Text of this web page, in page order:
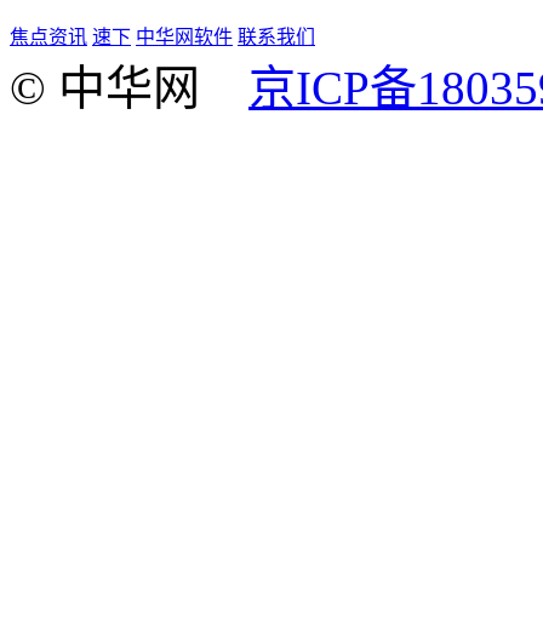
焦点资讯 速下 中华网软件 联系我们
© 中华网 京ICP备